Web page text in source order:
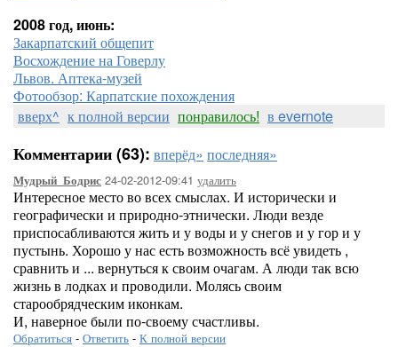
2008 год, июнь:
Закарпатский общепит
Восхождение на Говерлу
Львов. Аптека-музей
Фотообзор: Карпатские похождения
вверх^ к полной версии понравилось! в evernote
Комментарии (63): вперёд» последняя»
Мудрый_Бодрис 24-02-2012-09:41 удалить
Интересное место во всех смыслах. И исторически и
географически и природно-этнически. Люди везде
приспосабливаются жить и у воды и у снегов и у гор и у
пустынь. Хорошо у нас есть возможность всё увидеть ,
сравнить и ... вернуться к своим очагам. А люди так всю
жизнь в лодках и проводили. Молясь своим
старообрядческим иконкам.
И, наверное были по-своему счастливы.
Обратиться - Ответить - К полной версии